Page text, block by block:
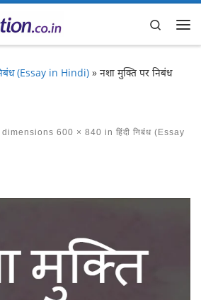
Search
(Essay in Hindi) » नशा मुक्ति पर निबंध
dimensions 600 × 840 in हिंदी निबंध (Essay